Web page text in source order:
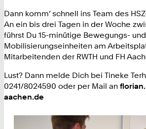
Dann komm‘ schnell ins Team des
An ein bis drei Tagen in der Woche
führst Du 15-minütige Bewegungs- und
Mobilisierungseinheiten am
Mitarbeitenden der RWTH und FH
Lust? Dann melde Dich bei Tineke
0241/8024590 oder per Mail an
aachen.de